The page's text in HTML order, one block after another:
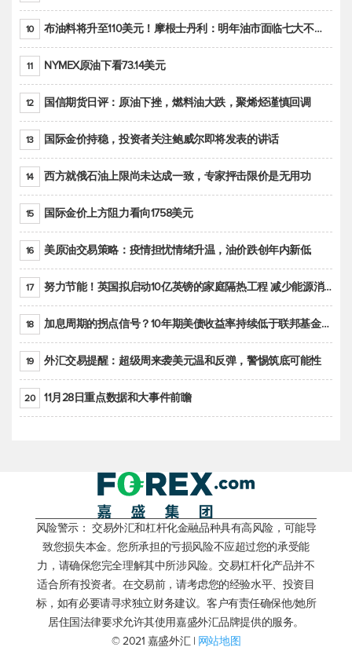
10 布油料将升至110美元！摩根士丹利：明年油市面临七大不确定性
11 NYMEX原油下看73.14美元
12 国信期货日评：原油下挫，燃料油大跌，聚烯烃谨慎回调
13 国际金价持稳，投资者关注鲍威尔即将发表的讲话
14 西方就俄石油上限尚未达成一致，专家抨击限价是无用功
15 国际金价上方阻力看向1758美元
16 美原油交易策略：疫情担忧情绪升温，油价跌创年内新低
17 努力节能！英国拟启动10亿英镑的家庭隔热工程 减少能源消耗
18 加息周期的拐点信号？10年期美债收益率持续低于联邦基金利率目标区间
19 外汇交易提醒：超级周来袭美元温和反弹，警惕筑底可能性
20 11月28日重点数据和大事件前瞻
风险警示： 交易外汇和杠杆化金融品种具有高风险，可能导
致您损失本金。您所承担的亏损风险不应超过您的承受能
力，请确保您完全理解其中所涉风险。交易杠杆化产品并不
适合所有投资者。在交易前，请考虑您的经验水平、投资目
标，如有必要请寻求独立财务建议。客户有责任确保他/她所
居住国法律要求允许其使用嘉盛外汇品牌提供的服务。
© 2021 嘉盛外汇 | 网站地图